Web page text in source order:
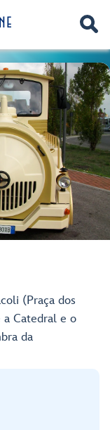
(Praça dos
a Catedral e o
da